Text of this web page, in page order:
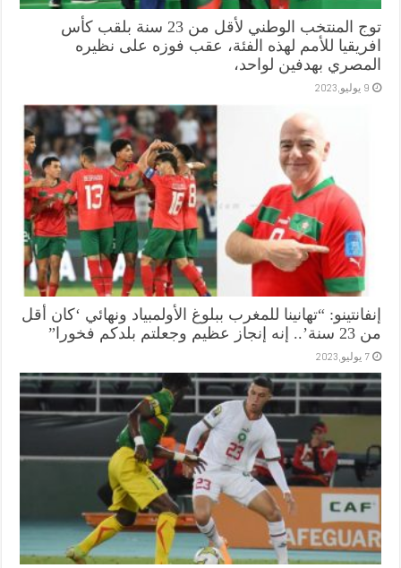
توج المنتخب الوطني لأقل من 23 سنة بلقب كأس
افريقيا للأمم لهذه الفئة، عقب فوزه على نظيره
المصري بهدفين لواحد،
9 يوليو,2023
إنفانتينو: “تهانينا للمغرب ببلوغ الأولمبياد ونهائي ‘كان أقل
من 23 سنة’.. إنه إنجاز عظيم وجعلتم بلدكم فخورا”
7 يوليو,2023